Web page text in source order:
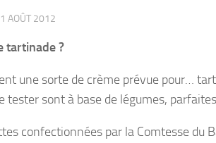
AOÛT 2012
tartinade ?
une sorte de crème prévue pour…
tester sont à base de légumes,
confectionnées par la Comtesse du